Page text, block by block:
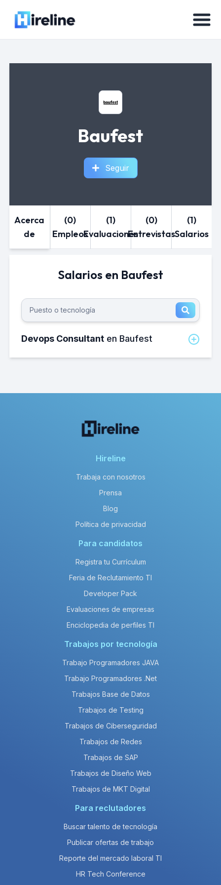
Baufest
Seguir
Acerca
de
(0)
Empleos
(1)
Evaluaciones
(0)
Entrevistas
(1)
Salarios
Salarios en Baufest
Devops Consultanten Baufest
¿Cuánto gana un Devops consultant
en Baufest al año?
salary_title en enterprise es de
Hireline
Trabaja con nosotros
Prensa
Blog
Política de privacidad
Para candidatos
Registra tu Currículum
Feria de Reclutamiento TI
Developer Pack
Evaluaciones de empresas
Enciclopedia de perfiles TI
Trabajos por tecnología
Trabajo Programadores JAVA
Trabajo Programadores .Net
Trabajos Base de Datos
Trabajos de Testing
Trabajos de Ciberseguridad
Trabajos de Redes
Trabajos de SAP
Trabajos de Diseño Web
Trabajos de MKT Digital
Para reclutadores
Buscar talento de tecnología
Publicar ofertas de trabajo
Reporte del mercado laboral TI
HR Tech Conference